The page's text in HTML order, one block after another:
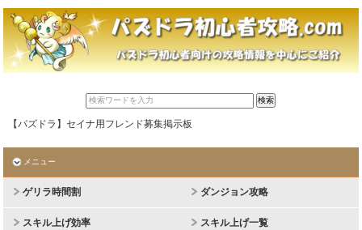
【パズドラ】セイナ用フレンド募集掲示板
メニュー
ゲリラ時間割 ダンジョン攻略
スキル上げ効率 スキル上げ一覧